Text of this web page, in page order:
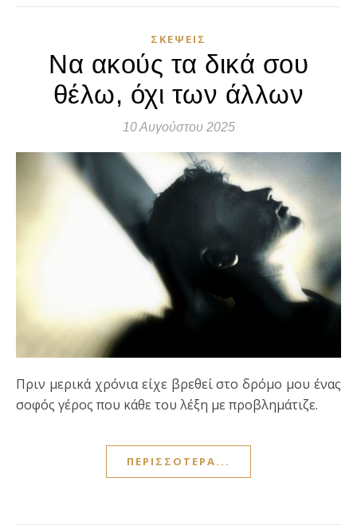
ΣΚΈΨΕΙΣ
Να ακούς τα δικά σου
θέλω, όχι των άλλων
10 Αυγούστου 2025
Πριν μερικά χρόνια είχε βρεθεί στο δρόμο μου ένας
σοφός γέρος που κάθε του λέξη με προβλημάτιζε.
ΠΕΡΙΣΣΌΤΕΡΑ...